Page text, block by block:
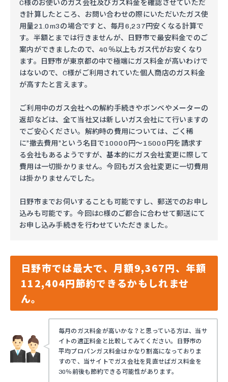
C様のお使いのガス会社及びガス料金を確認させていただ
き計算したところ、お問い合わせの際にいただいたガス使
用量21.0m3の場合ですと、毎月6,237円安くなる計算で
す。半額とまでは行きませんが、日野市で最安料金でのご
案内ができましたので、40％以上もガス代がお安くなり
ます。日野市が東京都の中で極端にガス料金が高いわけで
はないので、C様がご利用されていた個人商店のガス料金
が高すたと言えます。
ご利用中のガス会社への解約手続きやボンベやメーターの
返却などは、全て当社又は新しいガス会社にて行いますの
でご安心ください。解約時の費用については、ごく稀
に”撤去費用”という名目で10000円～15000円を請求す
る会社もあるようですが、基本的にガス会社変更に際して
費用は一切掛かりません。今回もガス会社変更に一切費用
は掛かりませんでした。
日野市までお伺いすることも可能ですし、郵送でのお申し
込みも可能です。今回はC様のご都合に合わせて郵送にて
お申し込み手続きを行わせていただきました。
日野市では最大で、月額9,367円、年額
112,404円節約できるかもしれませ
ん。
毎月のガス料金が高いかな？と思っている方は、当サ
イトの適正料金と比較してみてください。日野市の
平均プロパンガス料金はかなり割高になっておりま
すので、当サイトでガス会社を見直せばガス料金を
30％前後も節約できる可能性があります。